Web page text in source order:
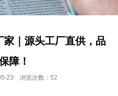
家｜源头工厂直供，品
障！
23 浏览次数：52